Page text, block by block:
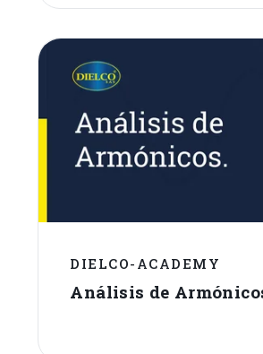
DIELCO-ACADEMY
Análisis de